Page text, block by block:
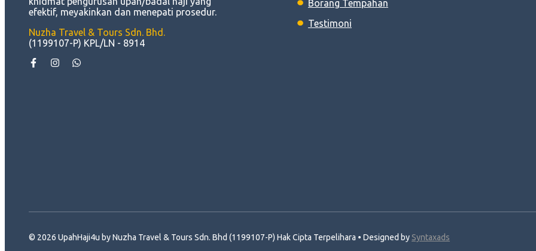
efektif, meyakinkan dan menepati prosedur.
Nuzha Travel & Tours Sdn. Bhd.
(1199107-P) KPL/LN - 8914
Borang Tempahan
Testimoni
© 2026 UpahHaji4u by Nuzha Travel & Tours Sdn. Bhd (1199107-P) Hak Cipta Terpelihara • Designed by Syntaxads